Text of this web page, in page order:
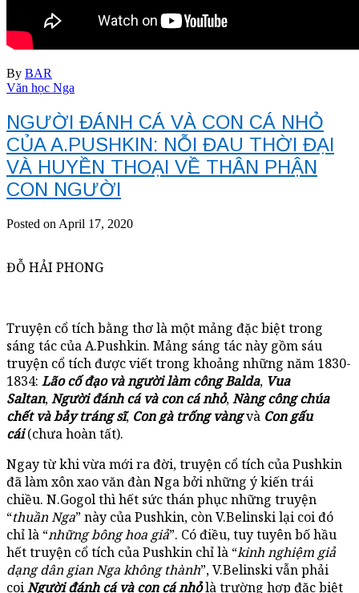
By BAR
Văn học Nga
NGƯỜI ĐÁNH CÁ VÀ CON CÁ NHỎ
CỦA A.PUSHKIN: NỖI ĐAU THỜI ĐẠI
VÀ HUYỀN THOẠI VỀ THÂN PHẬN
CON NGƯỜI
Posted on April 17, 2020
ĐỖ HẢI PHONG
Truyện cổ tích bằng thơ là một mảng đặc biệt trong
sáng tác của A.Pushkin. Mảng sáng tác này gồm sáu
truyện cổ tích được viết trong khoảng những năm 1830-
1834: Lão cố đạo và người làm công Balda, Vua
Saltan,Người đánh cá và con cá nhỏ,Nàng công chúa
chết và bảy tráng sĩ, Con gà trống vàngvà Con gấu
cái(chưa hoàn tất).
Ngay từ khi vừa mới ra đời, truyện cổ tích của Pushkin
đã làm xôn xao văn đàn Nga bởi những ý kiến trái
chiều. N.Gogol thì hết sức thán phục những truyện
“thuần Nga” này của Pushkin, còn V.Belinski lại coi đó
chỉ là “những bông hoa giả”. Có điều, tuy tuyên bố hầu
hết truyện cổ tích của Pushkin chỉ là “kinh nghiệm giả
dạng dân gian Nga không thành”, V.Belinski vẫn phải
coiNgười đánh cá và con cá nhỏlà trường hợp đặc biệt